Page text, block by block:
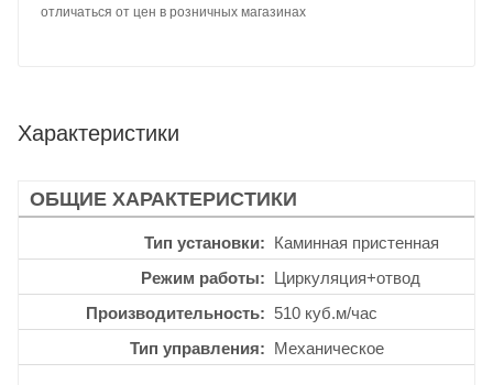
отличаться от цен в розничных магазинах
Характеристики
ОБЩИЕ ХАРАКТЕРИСТИКИ
Тип установки
Каминная пристенная
Режим работы
Циркуляция+отвод
Производительность
510 куб.м/час
Тип управления
Механическое